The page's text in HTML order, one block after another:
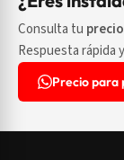
Consulta tu
Respuesta rápida
Precio para